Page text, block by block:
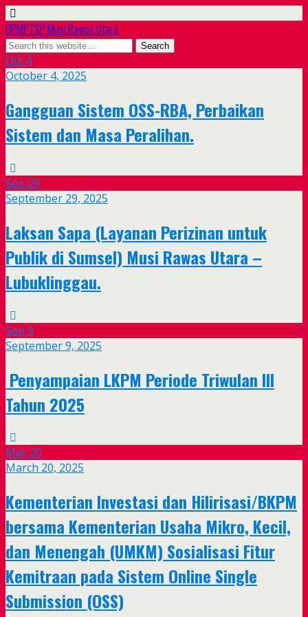
DPMPTSP Musi Rawas Utara
Oct 4
October 4, 2025
Gangguan Sistem OSS-RBA, Perbaikan
Sistem dan Masa Peralihan.
Sep 29
September 29, 2025
Laksan Sapa (Layanan Perizinan untuk
Publik di Sumsel) Musi Rawas Utara –
Lubuklinggau.
Sep 9
September 9, 2025
Penyampaian LKPM Periode Triwulan III
Tahun 2025
Mar 20
March 20, 2025
Kementerian Investasi dan Hilirisasi/BKPM
bersama Kementerian Usaha Mikro, Kecil,
dan Menengah (UMKM) Sosialisasi Fitur
Kemitraan pada Sistem Online Single
Submission (OSS)